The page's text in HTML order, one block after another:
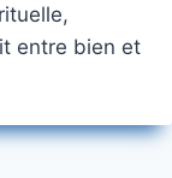
entre bien et